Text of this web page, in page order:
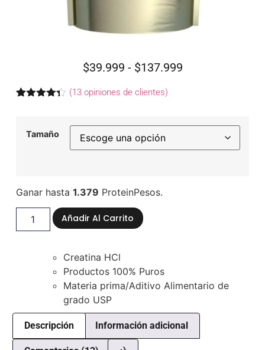
$39.999 - $137.999
base a
(13 opiniones de clientes)
Tamaño
Ganar hasta 1.379 ProteinPesos.
Añadir Al Carrito
Creatina HCl
Productos 100% Puros
Materia prima/Aditivo Alimentario de
grado USP
Descripción Información adicional